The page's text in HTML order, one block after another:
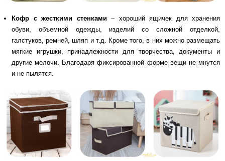
Кофр с жесткими стенками– хороший ящичек для хранения
обуви, объемной одежды, изделий со сложной отделкой,
галстуков, ремней, шляп и т.д. Кроме того, в них можно размещать
мягкие игрушки, принадлежности для творчества, документы и
другие мелочи. Благодаря фиксированной форме вещи не мнутся
и не пылятся.